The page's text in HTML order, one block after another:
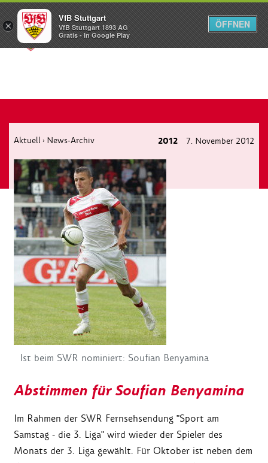
Menü
Aktuell › News-Archiv 2012 7. November 2012
Ist beim SWR nominiert: Soufian Benyamina
Abstimmen für Soufian Benyamina
Im Rahmen der SWR Fernsehsendung "Sport am
Samstag - die 3. Liga" wird wieder der Spieler des
Monats der 3. Liga gewählt. Für Oktober ist neben dem
×
VfB Stuttgart
VfB Stuttgart 1893 AG
Gratis - In Google Play
ÖFFNEN